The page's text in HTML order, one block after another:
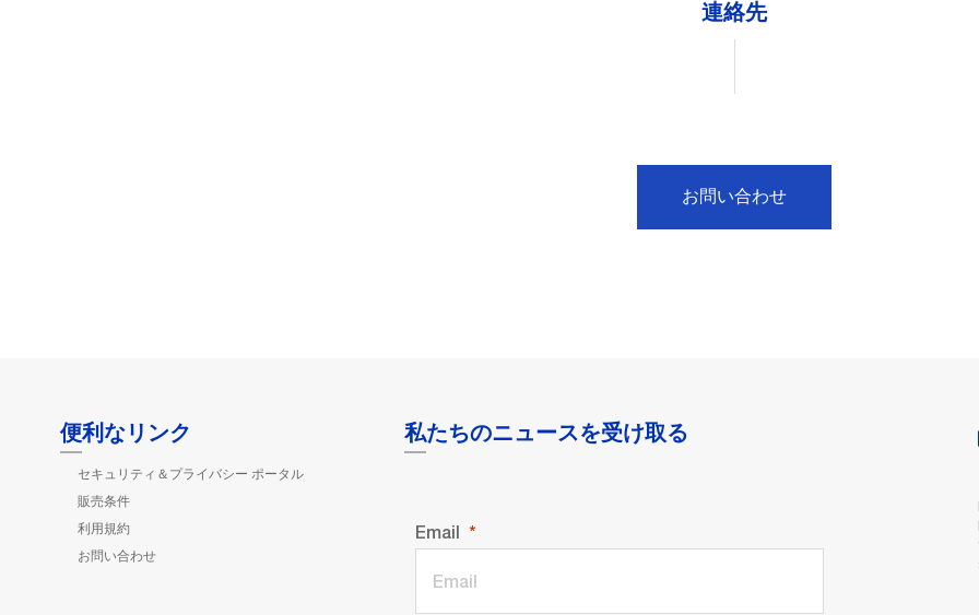
連絡先
お問い合わせ
便利なリンク
セキュリティ＆プライバシー ポータル
販売条件
利用規約
お問い合わせ
私たちのニュースを受け取る
Email